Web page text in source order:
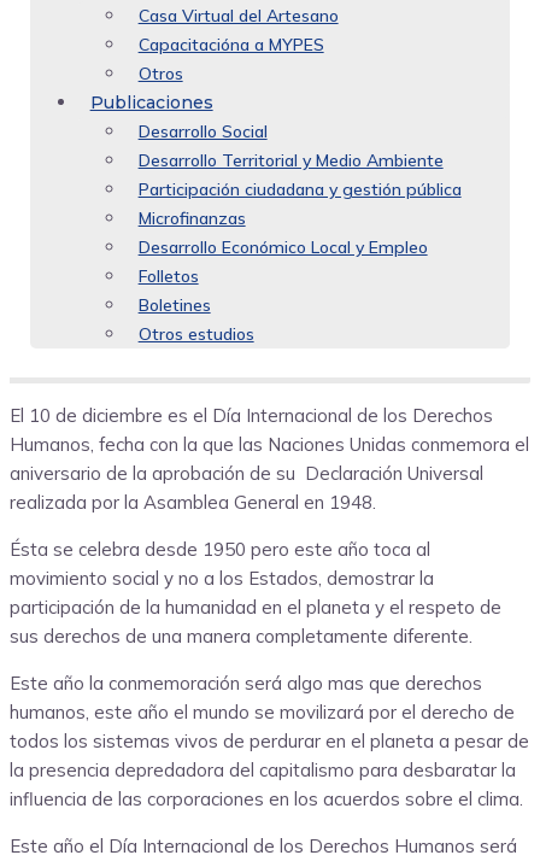
Casa Virtual del Artesano
Capacitacióna a MYPES
Otros
Publicaciones
Desarrollo Social
Desarrollo Territorial y Medio Ambiente
Participación ciudadana y gestión pública
Microfinanzas
Desarrollo Económico Local y Empleo
Folletos
Boletines
Otros estudios
El 10 de diciembre es el Día Internacional de los Derechos
Humanos, fecha con la que las Naciones Unidas conmemora el
aniversario de la aprobación de su Declaración Universal
realizada por la Asamblea General en 1948.
Ésta se celebra desde 1950 pero este año toca al
movimiento social y no a los Estados, demostrar la
participación de la humanidad en el planeta y el respeto de
sus derechos de una manera completamente diferente.
Este año la conmemoración será algo mas que derechos
humanos, este año el mundo se movilizará por el derecho de
todos los sistemas vivos de perdurar en el planeta a pesar de
la presencia depredadora del capitalismo para desbaratar la
influencia de las corporaciones en los acuerdos sobre el clima.
Este año el Día Internacional de los Derechos Humanos será